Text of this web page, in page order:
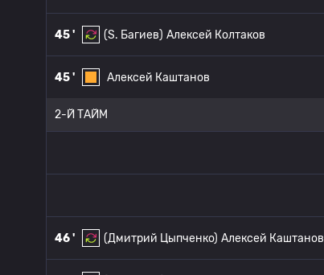
45 ' (S. Багиев) Алексей Колтаков
45 ' Алексей Каштанов
2-Й ТАЙМ
46 ' (Дмитрий Цыпченко) Алексей Каштанов